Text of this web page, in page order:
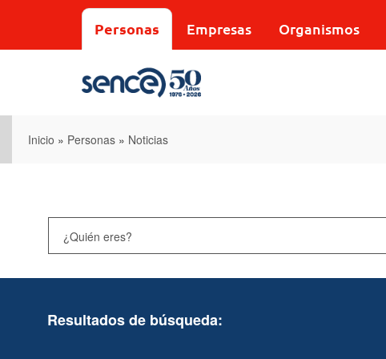
Personas Empresas Organismos
Inicio » Personas » Noticias
Resultados de búsqueda: